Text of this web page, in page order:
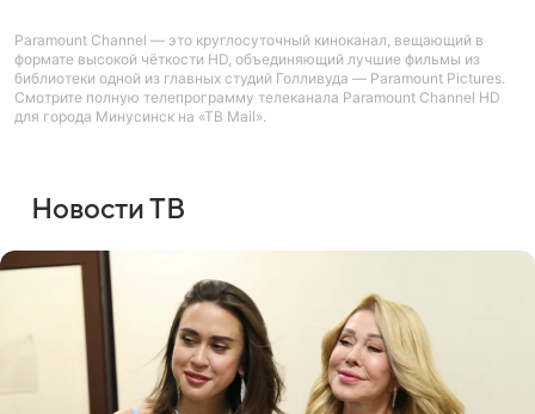
Paramount Channel — это круглосуточный киноканал, вещающий в
формате высокой чёткости HD, объединяющий лучшие фильмы из
библиотеки одной из главных студий Голливуда — Paramount Pictures.
Смотрите полную телепрограмму телеканала Paramount Channel HD
для города Минусинск на «ТВ Mail».
Новости ТВ